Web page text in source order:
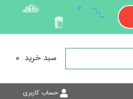
سبد خرید 0
حساب کاربری